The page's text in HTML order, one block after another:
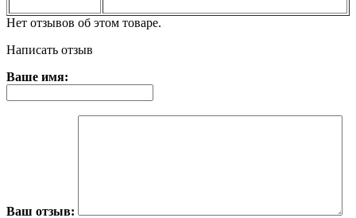
Нет отзывов об этом товаре.
Написать отзыв
Ваше имя:
Ваш отзыв: